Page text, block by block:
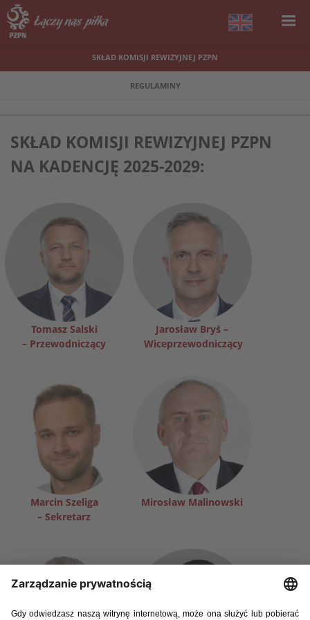
SKŁAD KOMISJI REWIZYJNEJ PZPN
REGULAMINY
SKŁAD KOMISJI REWIZYJNEJ PZPN
NA KADENCJĘ 2025-2029:
Tomasz Salski
– Przewodniczący
Jarosław Bryś –
Wiceprzewodniczący
Marcin Szeliga
– Sekretarz
Mirosław Malinowski